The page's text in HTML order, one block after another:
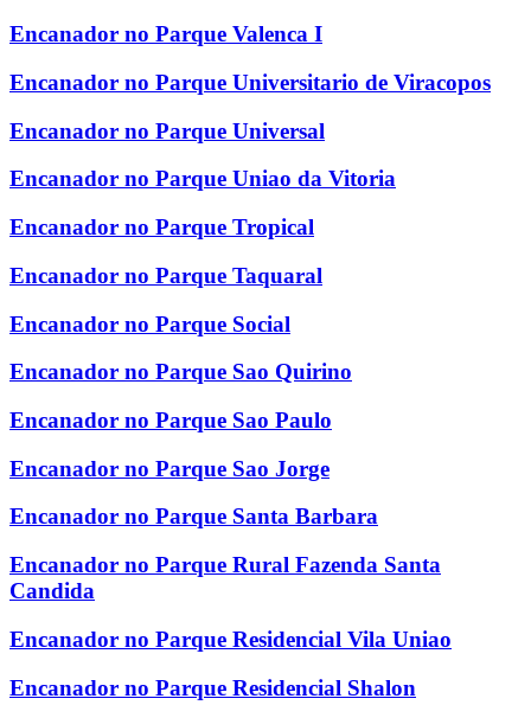
Encanador no Parque Valenca I
Encanador no Parque Universitario de Viracopos
Encanador no Parque Universal
Encanador no Parque Uniao da Vitoria
Encanador no Parque Tropical
Encanador no Parque Taquaral
Encanador no Parque Social
Encanador no Parque Sao Quirino
Encanador no Parque Sao Paulo
Encanador no Parque Sao Jorge
Encanador no Parque Santa Barbara
Encanador no Parque Rural Fazenda Santa
Candida
Encanador no Parque Residencial Vila Uniao
Encanador no Parque Residencial Shalon